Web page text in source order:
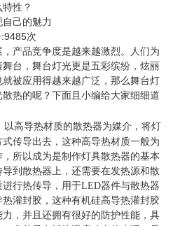
性？
己的魅力
次
产品竞争度是越来越激烈。人们为
台，舞台灯光更是五彩缤纷，炫丽
被应用得越来越广泛，那么舞台灯
热的呢？下面且小编给大家细细道
以高导热材质的散热器为媒介，将灯
传导出去，这种高导热材质一般为
所以成为是制作灯具散热器的基本
到散热器上，还需要在发热源和散
行热传导，用于LED器件与散热器
灌封胶，这种有机硅高导热灌封胶
，并且还拥有很好的防护性能，具